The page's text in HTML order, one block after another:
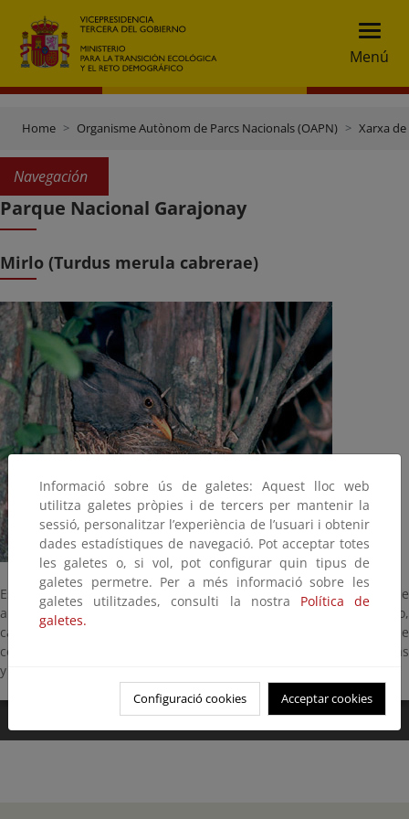
Menú
Home Organisme Autònom de Parcs Nacionals (OAPN) Xarxa
Navegación
Parque Nacional Garajonay
Mirlo (Turdus merula cabrerae)
Es un ave de tamaño medio, mide unos 25 centímetros y se
alimenta de bayas y frutas, insectos y larvas de todo tipo,
caracoles y lombrices. Cría de marzo a julio en nidos que
construye en matorrales y árboles. Es una subespecie de Canarias
y Madeira.
0:00 / 0:04
Informació sobre ús de galetes: Aquest lloc web
utilitza galetes pròpies i de tercers per mantenir la
sessió, personalitzar l’experiència de l’usuari i obtenir
dades estadístiques de navegació. Pot acceptar totes
les galetes o, si vol, pot configurar quin tipus de
galetes permetre. Per a més informació sobre les
galetes utilitzades, consulti la nostra Política de
galetes.
Configuració cookies Acceptar cookies